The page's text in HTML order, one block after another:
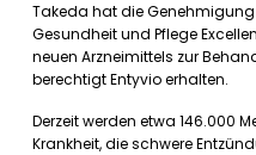
Takeda hat die
Gesundheit und Pflege
neuen Arzneimittels zur
berechtigt Entyvio erhalten.
Derzeit werden etwa 146.000
Krankheit, die schwere